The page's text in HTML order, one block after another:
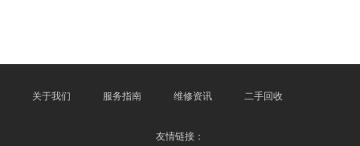
关于我们 服务指南 维修资讯 二手回收
友情链接：